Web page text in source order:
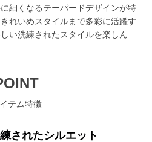
細くなるテーパードデザインが特
れいめスタイルまで多彩に活躍す
い洗練されたスタイルを楽しん
テム特徴
されたシルエット